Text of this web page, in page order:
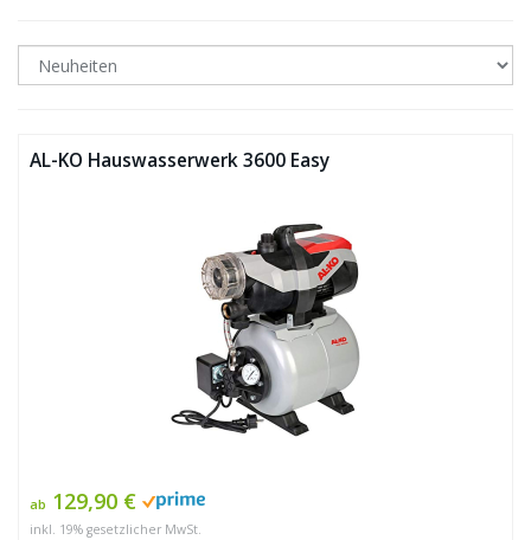
AL-KO Hauswasserwerk 3600 Easy
ab 129,90 €
inkl. 19% gesetzlicher MwSt.